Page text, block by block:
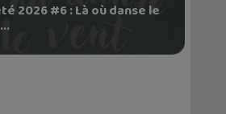
2026 #6 : Là où danse le